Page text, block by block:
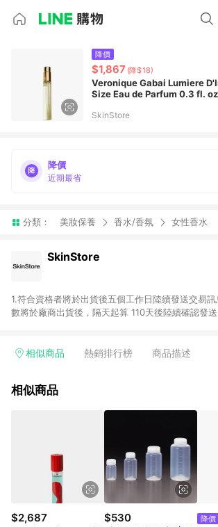
降價
$1,867 (降$18)
Veronique Gabai Lumiere
Size Eau de Parfum 0.3 fl. oz
SkinStore
降價
近期最省
分類： 美妝保養 香水/香氛 女性香水
SkinStore
1.符合資格者將於出貨後五個工作日陸續發送交易
數將於廠商出貨後，隔天起算 110天後陸續確認發
點上限將以「訂單總金額」計算。6.若於商家App下
相似商品 熱銷排行榜 商品描述
相似商品
$2,687 $530 降價